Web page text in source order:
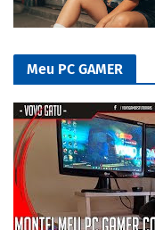
Meu PC GAMER